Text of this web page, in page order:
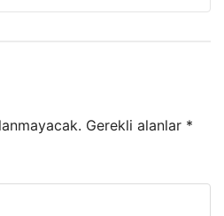
Gerekli alanlar *